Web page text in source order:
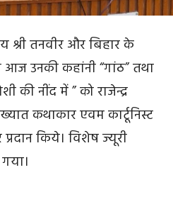
श्री तनवीर और बिहार के
आज उनकी कहांनी “गांठ” तथा
की नींद में ” को राजेन्द्र
कथाकार एवम कार्टूनिस्ट
किये। विशेष ज्यूरी